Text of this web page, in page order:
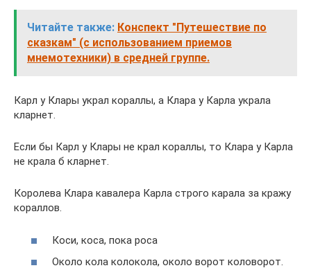
Читайте также: Конспект "Путешествие по
сказкам" (с использованием приемов
мнемотехники) в средней группе.
Карл у Клары украл кораллы, а Клара у Карла украла
кларнет.
Если бы Карл у Клары не крал кораллы, то Клара у Карла
не крала б кларнет.
Королева Клара кавалера Карла строго карала за кражу
кораллов.
Коси, коса, пока роса
Около кола колокола, около ворот коловорот.